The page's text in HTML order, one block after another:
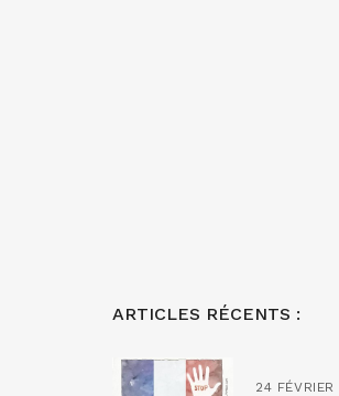
ARTICLES RÉCENTS :
24